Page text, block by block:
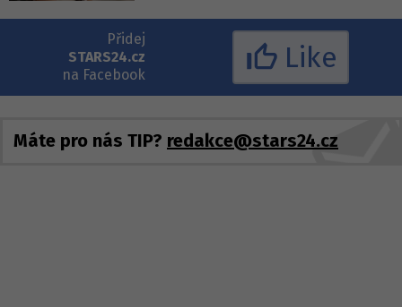
Přidej
STARS24.cz
na Facebook
Like
Máte pro nás TIP? redakce@stars24.cz